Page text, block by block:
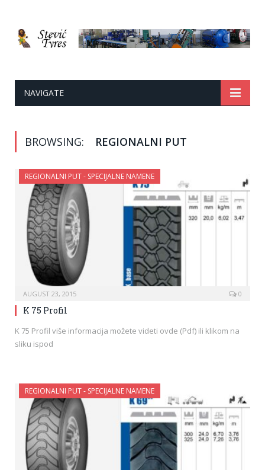
NAVIGATE
BROWSING: REGIONALNI PUT
REGIONALNI PUT - SPECIJALNE NAMENE
AUGUST 23, 2015 0
K 75 Profil
K 75 Profil više informacija možete videti ovde (Pdf) ili klikom na
sliku ispod
REGIONALNI PUT - SPECIJALNE NAMENE